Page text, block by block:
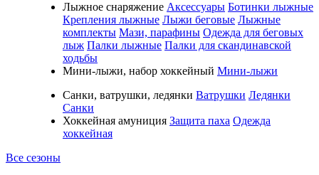
Лыжное снаряжение Аксессуары Ботинки лыжные
Крепления лыжные Лыжи беговые Лыжные
комплекты Мази, парафины Одежда для беговых
лыж Палки лыжные Палки для скандинавской
ходьбы
Мини-лыжи, набор хоккейный Мини-лыжи
Санки, ватрушки, ледянки Ватрушки Ледянки
Санки
Хоккейная амуниция Защита паха Одежда
хоккейная
Все сезоны